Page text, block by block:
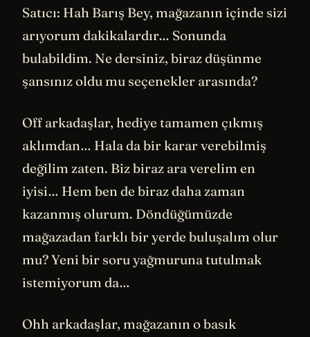
Satıcı: Hah Barış Bey, mağazanın içinde sizi
arıyorum dakikalardır… Sonunda
bulabildim. Ne dersiniz, biraz düşünme
şansınız oldu mu seçenekler arasında?
Off arkadaşlar, hediye tamamen çıkmış
aklımdan… Hala da bir karar verebilmiş
değilim zaten. Biz biraz ara verelim en
iyisi… Hem ben de biraz daha zaman
kazanmış olurum. Döndüğümüzde
mağazadan farklı bir yerde buluşalım olur
mu? Yeni bir soru yağmuruna tutulmak
istemiyorum da…
Ohh arkadaşlar, mağazanın o basık